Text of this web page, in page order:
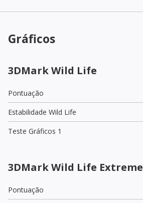
Gráficos
3DMark Wild Life
Pontuação
Estabilidade Wild Life
Teste Gráficos 1
3DMark Wild Life Extreme
Pontuação